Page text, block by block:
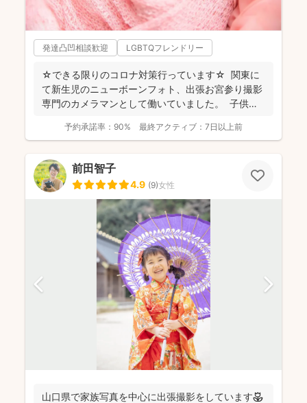
発達凸凹相談歓迎 LGBTQフレンドリー
☆できる限りのコロナ対策行っています☆ 関東に
て新生児のニューボーンフォト、出張お宮参り撮影
専門のカメラマンとして働いていました。 子供写
予約承諾率： 90% 最終アクティブ： 7日以上前
前田智子
4.9 (9)女性
山口県で家族写真を中心に出張撮影をしています🌷